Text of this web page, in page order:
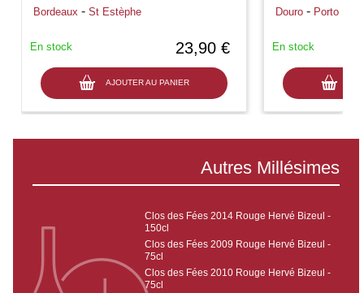
Bordeaux -St Estèphe
23,90 €
AJOUTER AU PANIER
En stock
Douro - Porto
En stock
Autres Millésimes
Clos des Fées 2014 Rouge Hervé Bizeul -
150cl
Clos des Fées 2009 Rouge Hervé Bizeul -
75cl
Clos des Fées 2010 Rouge Hervé Bizeul -
75cl